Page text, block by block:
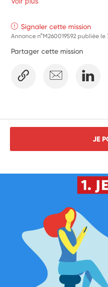
Signaler cette mission
Annonce n°M260019592 publiée le
Partager cette mission
JE